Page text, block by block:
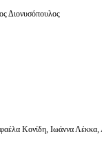
Διονυσόπουλος
Κονίδη, Ιωάννα